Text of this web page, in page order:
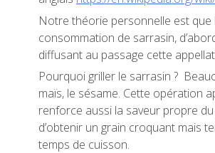
Notre théorie personnelle est que
consommation de sarrasin,
diffusant au passage cette
Pourquoi griller le sarrasin ?
maïs, le sésame. Cette opération
renforce aussi la saveur propre
d’obtenir un grain croquant mais
temps de cuisson.